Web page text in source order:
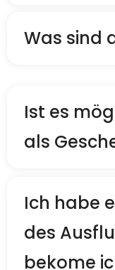
Was sind
Ist es
als
Ich habe
des
bekome